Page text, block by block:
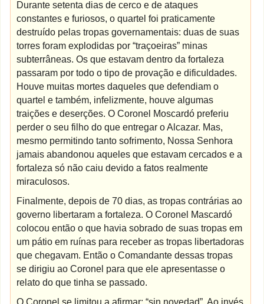
Durante setenta dias de cerco e de ataques
constantes e furiosos, o quartel foi praticamente
destruído pelas tropas governamentais: duas de suas
torres foram explodidas por “traçoeiras” minas
subterrâneas. Os que estavam dentro da fortaleza
passaram por todo o tipo de provação e dificuldades.
Houve muitas mortes daqueles que defendiam o
quartel e também, infelizmente, houve algumas
traições e deserções. O Coronel Moscardó preferiu
perder o seu filho do que entregar o Alcazar. Mas,
mesmo permitindo tanto sofrimento, Nossa Senhora
jamais abandonou aqueles que estavam cercados e a
fortaleza só não caiu devido a fatos realmente
miraculosos.
Finalmente, depois de 70 dias, as tropas contrárias ao
governo libertaram a fortaleza. O Coronel Mascardó
colocou então o que havia sobrado de suas tropas em
um pátio em ruínas para receber as tropas libertadoras
que chegavam. Então o Comandante dessas tropas
se dirigiu ao Coronel para que ele apresentasse o
relato do que tinha se passado.
O Coronel se limitou a afirmar: “sin novedad”. Ao invés